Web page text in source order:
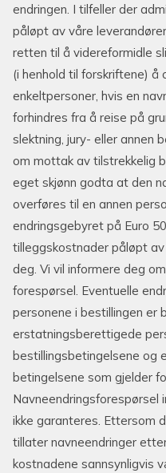
endringen. I tilfeller der
påløpt av våre
retten til å videreformidle
(i henhold til forskriftene) å
enkeltpersoner, hvis en
forhindres fra å reise på
slektning, jury- eller annen
om mottak av tilstrekkelig
eget skjønn godta at den
overføres til en annen
endringsgebyret på Euro
tilleggskostnader påløpt
deg. Vi vil informere deg
forespørsel. Eventuelle
personene i bestillingen er
erstatningsberettigede
bestillingsbetingelsene og
betingelsene som gjelder
Navneendringsforespørsel
ikke garanteres. Ettersom
tillater navneendringer
kostnadene sannsynligvis